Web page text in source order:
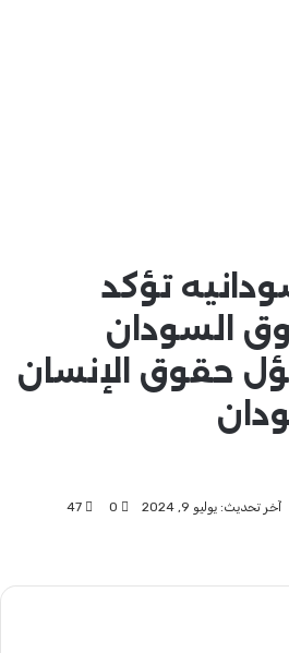
تؤكد
السودان
حقوق الإنسان
آخر تحديث: يوليو 9, 2024 0
47